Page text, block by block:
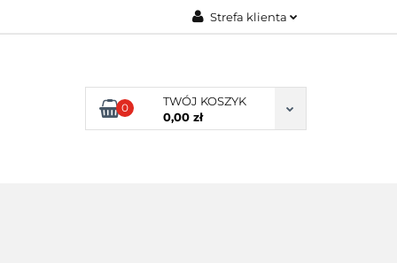
Strefa klienta
Zarejestruj się
Dodaj zgłoszenie
0
TWÓJ KOSZYK
0,00 zł
KLIENCI